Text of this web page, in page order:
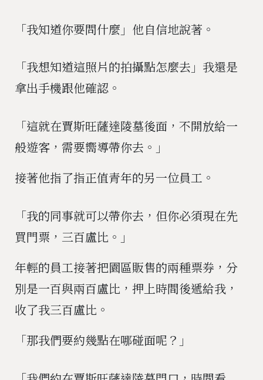
「我知道你要問什麼」他自信地說著。
「我想知道這照片的拍攝點怎麼去」我還是
拿出手機跟他確認。
「這就在賈斯旺薩達陵墓後面，不開放給一
般遊客，需要嚮導帶你去。」
接著他指了指正值青年的另一位員工。
「我的同事就可以帶你去，但你必須現在先
買門票，三百盧比。」
年輕的員工接著把園區販售的兩種票券，分
別是一百與兩百盧比，押上時間後遞給我，
收了我三百盧比。
「那我們要約幾點在哪碰面呢？」